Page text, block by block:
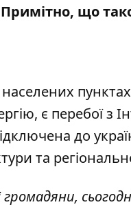
що
населених
є перебої з
до
та